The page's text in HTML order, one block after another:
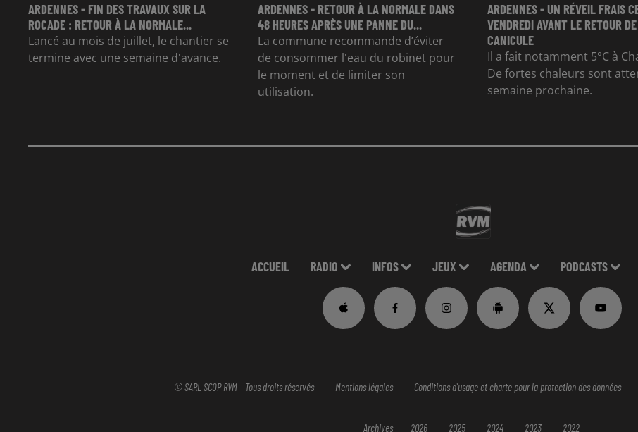
ARDENNES - FIN DES TRAVAUX SUR LA
ROCADE : RETOUR À LA NORMALE...
Lancé au mois de juillet, le chantier se
termine avec une semaine d'avance.
ARDENNES - RETOUR À LA NORMALE DANS
48 HEURES APRÈS UNE PANNE DU...
La commune recommande d’éviter
de consommer l'eau du robinet pour
le moment et de limiter son
utilisation.
ARDENNES - UN RÉVEIL FRAIS
VENDREDI AVANT LE RETOUR
CANICULE
Il a fait notamment 5°C à
De fortes chaleurs sont
semaine prochaine.
ACCUEIL RADIO INFOS JEUX AGENDA PODCASTS
© SARL SCOP RVM - Tous droits réservés Mentions légales Conditions d'usage et charte pour la protection des données
Archives 2026 2025 2024 2023 2022